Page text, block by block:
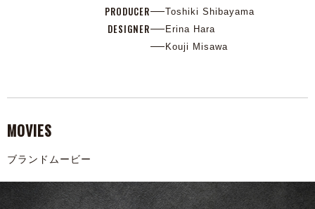
PRODUCER Toshiki Shibayama
DESIGNER
Erina Hara
Kouji Misawa
MOVIES
ブランドムービー